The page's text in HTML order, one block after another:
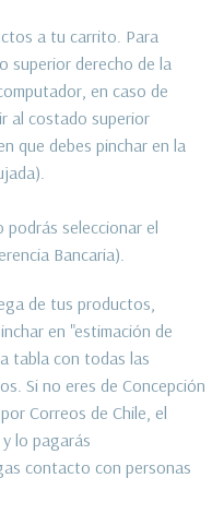
a tu carrito. Para
superior derecho de la
en caso de
al costado superior
que debes pinchar en la
seleccionar el
Bancaria).
de tus productos,
en "estimación de
tabla con todas las
Si no eres de Concepción
Correos de Chile, el
lo pagarás
contacto con personas